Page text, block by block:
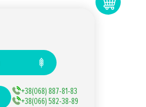
+38(068) 887-81-83
+38(066) 582-38-89